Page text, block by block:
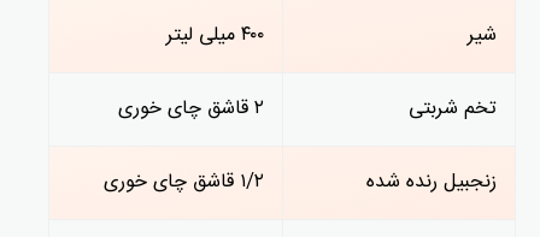
شیر ۴۰۰ میلی لیتر
تخم شربتی ۲ قاشق چای خوری
زنجبیل رنده شده ۱/۲ قاشق چای خوری